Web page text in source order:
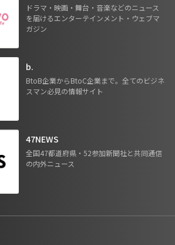
ドラマ・映画・舞台・音楽などのニュース
を届けるエンターテインメント・ウェブマ
ガジン
b.
BtoB企業からBtoC企業まで。全てのビジネ
スマン必見の情報サイト
47NEWS
全国47都道府県・52参加新聞社と共同通信
の内外ニュース